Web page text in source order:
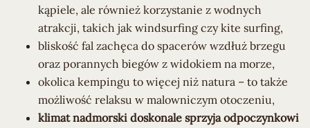
kąpiele, ale również korzystanie z wodnych
atrakcji, takich jak windsurfing czy kite surfing,
bliskość fal zachęca do spacerów wzdłuż brzegu
oraz porannych biegów z widokiem na morze,
okolica kempingu to więcej niż natura – to także
możliwość relaksu w malowniczym otoczeniu,
klimat nadmorski doskonale sprzyja odpoczynkowi